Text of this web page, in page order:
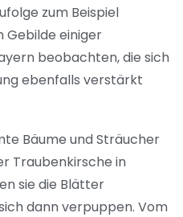
zum Beispiel
Gebilde einiger
beobachten, die sich
ebenfalls verstärkt
Bäume und Sträucher
Traubenkirsche in
sie die Blätter
dann verpuppen. Vom